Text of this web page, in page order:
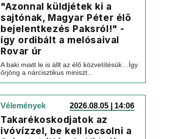
"Azonnal küldjétek ki a
sajtónak, Magyar Péter élő
bejelentkezés Paksról!" -
így ordibált a melósaival
Rovar úr
A baki miatt le is állt az élő közvetítésük…Így
őrjöng a nárcisztikus miniszt...
Vélemények 2026.08.05 | 14:06
Takarékoskodjatok az
ivóvízzel, be kell locsolni a